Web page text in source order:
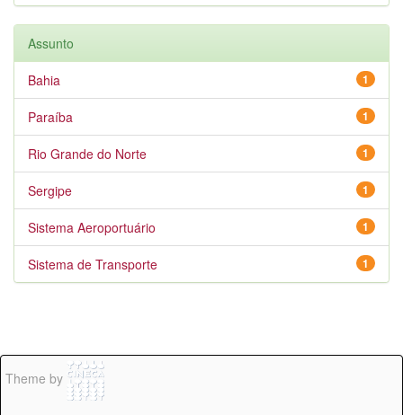
Assunto
1
Bahia
1
Paraíba
1
Rio Grande do Norte
1
Sergipe
1
Sistema Aeroportuário
1
Sistema de Transporte
Theme by